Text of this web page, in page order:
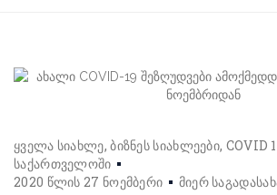
ყველა სიახლე ბიზნეს სიახლეები COVID
საქართველოში
2020 წლის 27 ნოემბერი
მიერ